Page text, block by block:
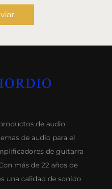
de audio
de audio para el
de guitarra
más de 22 años de
una calidad de sonido